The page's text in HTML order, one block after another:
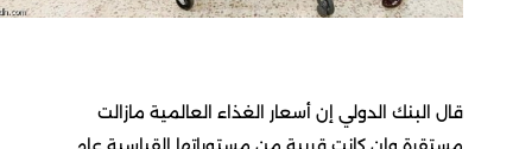
قال البنك الدولي إن أسعار الغذاء العالمية مازالت